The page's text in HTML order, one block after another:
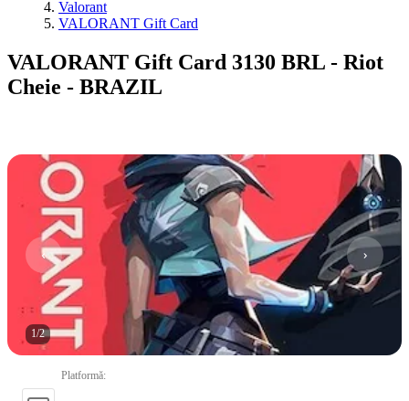
Valorant
VALORANT Gift Card
VALORANT Gift Card 3130 BRL - Riot
Cheie - BRAZIL
1/2
Platformă: